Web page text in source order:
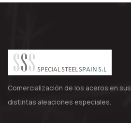
Comercialización de los aceros en sus
distintas aleaciones especiales.